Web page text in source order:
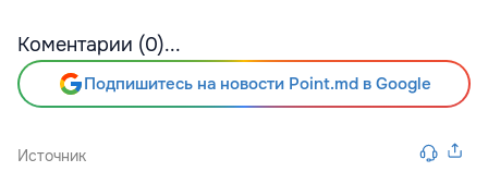
Коментарии (0)...
Подпишитесь на новости Point.md в Google
Источник